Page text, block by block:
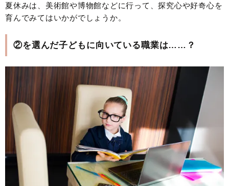
夏休みは、美術館や博物館などに行って、探究心や好奇心を
育んでみてはいかがでしょうか。
②を選んだ子どもに向いている職業は……？